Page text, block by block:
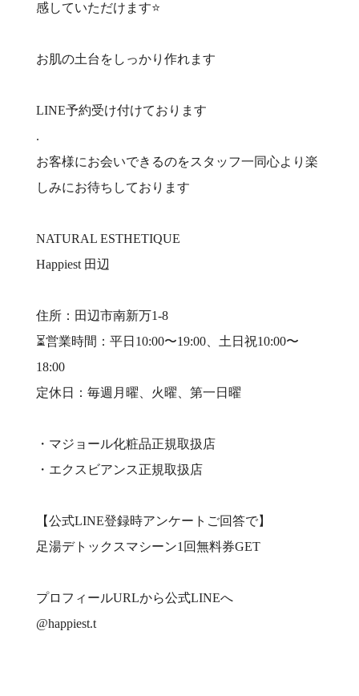
感していただけます⭐️
お肌の土台をしっかり作れます
LINE予約受け付けております
.
お客様にお会いできるのをスタッフ一同心より楽
しみにお待ちしております
NATURAL ESTHETIQUE
Happiest 田辺
住所：田辺市南新万1-8
⏳営業時間：平日10:00〜19:00、土日祝10:00〜
18:00
️定休日：毎週月曜、火曜、第一日曜
・マジョール化粧品正規取扱店
・エクスビアンス正規取扱店
【公式LINE登録時アンケートご回答で】
足湯デトックスマシーン1回無料券GET
プロフィールURLから公式LINEへ
@happiest.t